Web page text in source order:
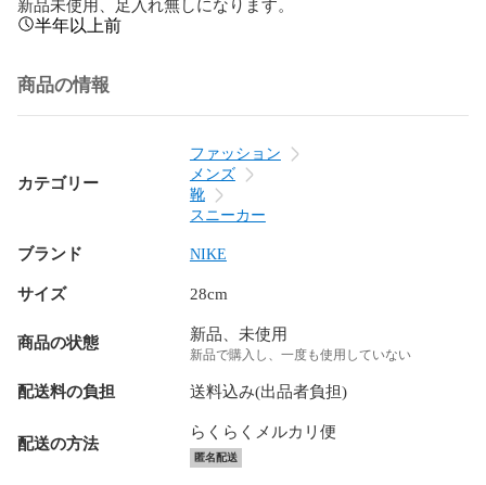
半年以上前
商品の情報
カテゴリー
ファッション
メンズ
靴
スニーカー
ブランド NIKE
サイズ 28cm
商品の状態 新品、未使用
新品で購入し、一度も使用していない
配送料の負担 送料込み(出品者負担)
配送の方法
らくらくメルカリ便
匿名配送